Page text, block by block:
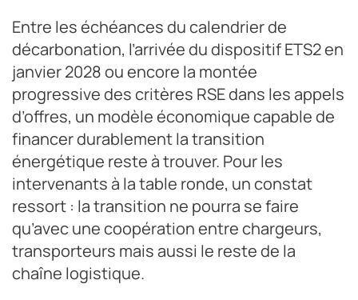
Entre les échéances du calendrier de
décarbonation, l’arrivée du dispositif ETS2 en
janvier 2028 ou encore la montée
progressive des critères RSE dans les appels
d’offres, un modèle économique capable de
financer durablement la transition
énergétique reste à trouver. Pour les
intervenants à la table ronde, un constat
ressort : la transition ne pourra se faire
qu’avec une coopération entre chargeurs,
transporteurs mais aussi le reste de la
chaîne logistique.